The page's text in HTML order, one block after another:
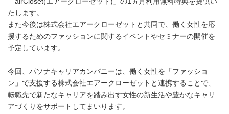
たします。
また今後は株式会社エアークローゼットと共同で、働く女性を応
援するためのファッションに関するイベントやセミナーの開催を
予定しています。
今回、パソナキャリアカンパニーは、働く女性を「ファッショ
ン」で支援する株式会社エアークローゼットと連携することで、
転職先で新たなキャリアを踏み出す女性の新生活や豊かなキャリ
アづくりをサポートしてまいります。